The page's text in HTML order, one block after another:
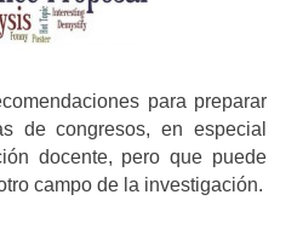
para preparar
de congresos, en especial
docente, pero que puede
campo de la investigación.